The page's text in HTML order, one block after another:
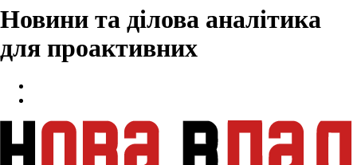
Новини та ділова аналітика
для проактивних